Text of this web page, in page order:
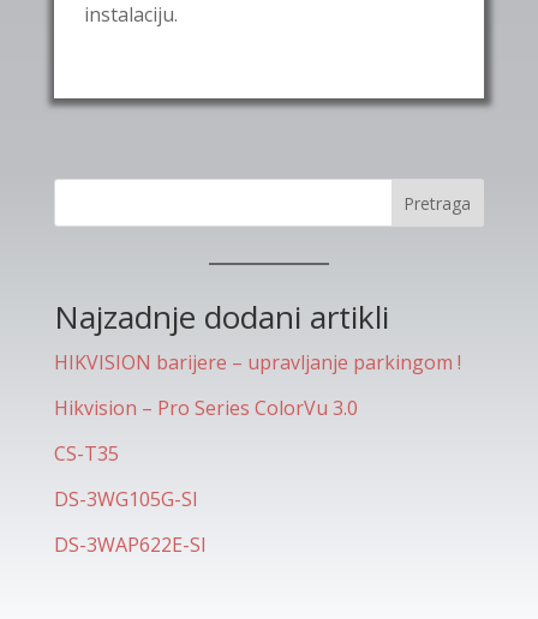
instalaciju.
Pretraga
Najzadnje dodani artikli
HIKVISION barijere – upravljanje parkingom !
Hikvision – Pro Series ColorVu 3.0
CS-T35
DS-3WG105G-SI
DS-3WAP622E-SI